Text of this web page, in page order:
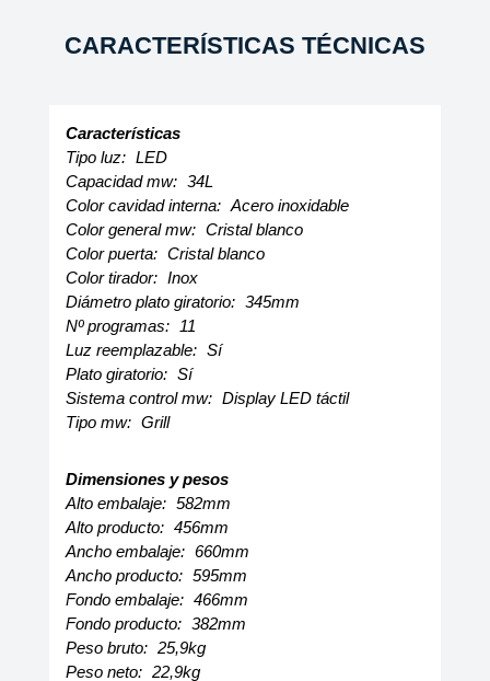
CARACTERÍSTICAS TÉCNICAS
Características
Tipo luz: LED
Capacidad mw: 34L
Color cavidad interna: Acero inoxidable
Color general mw: Cristal blanco
Color puerta: Cristal blanco
Color tirador: Inox
Diámetro plato giratorio: 345mm
Nº programas: 11
Luz reemplazable: Sí
Plato giratorio: Sí
Sistema control mw: Display LED táctil
Tipo mw: Grill
Dimensiones y pesos
Alto embalaje: 582mm
Alto producto: 456mm
Ancho embalaje: 660mm
Ancho producto: 595mm
Fondo embalaje: 466mm
Fondo producto: 382mm
Peso bruto: 25,9kg
Peso neto: 22,9kg